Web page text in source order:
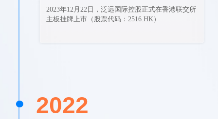
2023年12月22日，泛远国际控股正式在香港联交所
主板挂牌上市（股票代码：2516.HK）
2022